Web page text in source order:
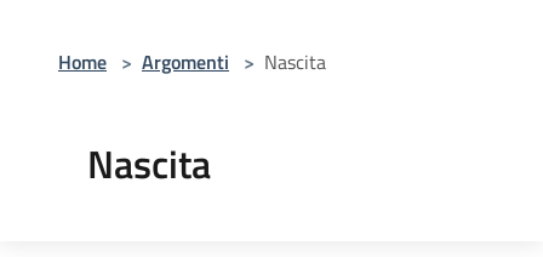
Home > Argomenti > Nascita
Nascita